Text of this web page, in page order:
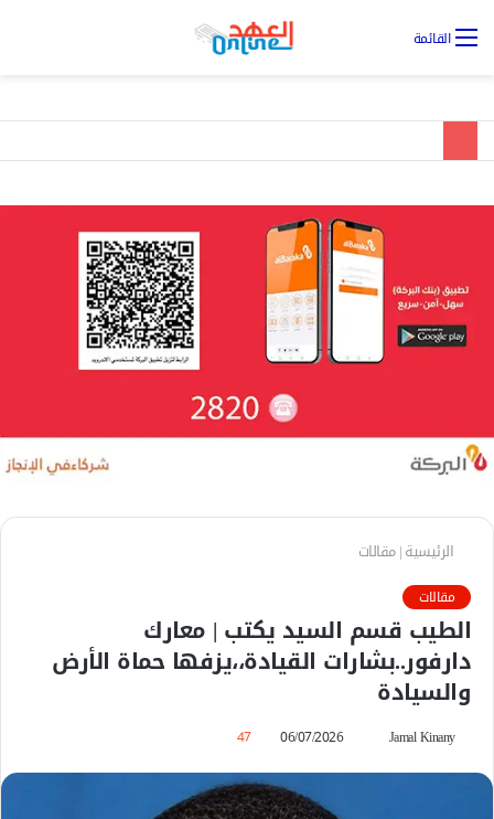
القائمة
الرئيسية|مقالات
مقالات
الطيب قسم السيد يكتب | معارك
دارفور..بشارات القيادة،،يزفها حماة الأرض
والسيادة
Jamal Kinany
06/07/2026
47